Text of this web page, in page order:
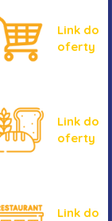
Link do
oferty
Link do
oferty
Link do